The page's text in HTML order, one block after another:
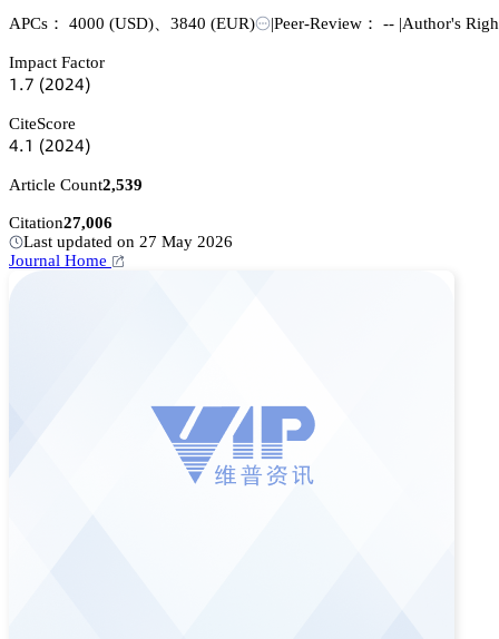
APCs： 4000 (USD) 3840 (EUR) |Peer-Review： -- |Author's
Impact Factor
声.篫 (缗蔡缗鋺)
CiteScore
鋺.声 (缗蔡缗鋺)
Article Count2,539
Citation27,006
Last updated on 27 May 2026
Journal Home